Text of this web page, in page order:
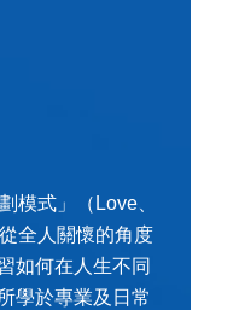
模式」（Love、
全人關懷的角度
如何在人生不同
學於專業及日常